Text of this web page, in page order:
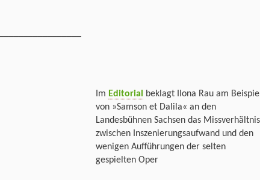
Im Editorial beklagt Ilona Rau am
von »Samson et Dalila« an den
Landesbühnen Sachsen das Missverhältnis
zwischen Inszenierungsaufwand und den
wenigen Aufführungen der selten
gespielten Oper